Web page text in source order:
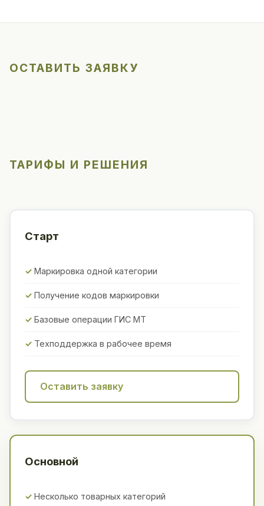
ОСТАВИТЬ ЗАЯВКУ
ТАРИФЫ И РЕШЕНИЯ
Старт
Маркировка одной категории
Получение кодов маркировки
Базовые операции ГИС МТ
Техподдержка в рабочее время
Оставить заявку
Основной
Несколько товарных категорий